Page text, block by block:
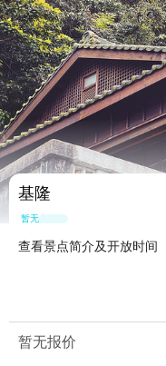
基隆
暂无点评
查看景点简介及开放时间
暂无报价
